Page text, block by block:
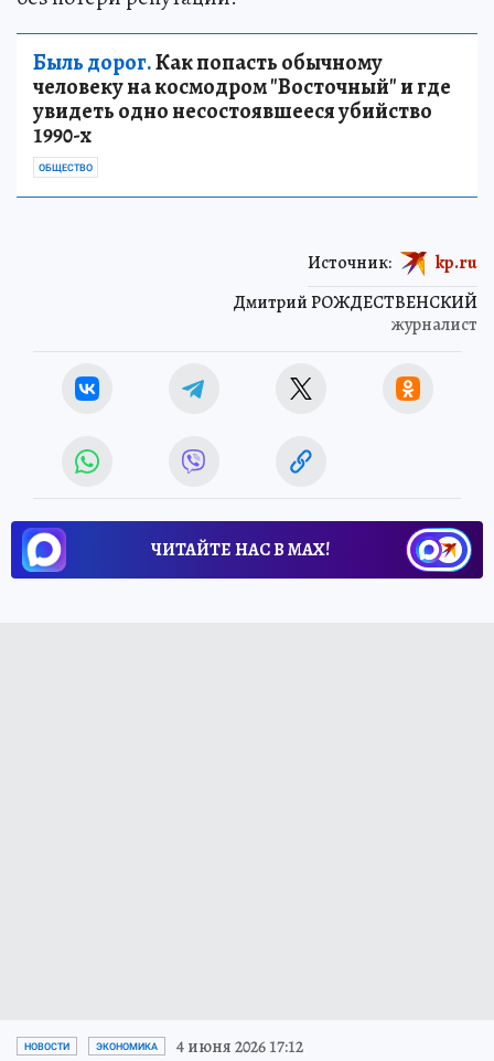
Быль дорог.Как попасть обычному
человеку на космодром "Восточный" и где
увидеть одно несостоявшееся убийство
1990-х
ОБЩЕСТВО
Дмитрий РОЖДЕСТВЕНСКИЙ
журналист
Источник: kp.ru
ЧИТАЙТЕ НАС В МАХ!
НОВОСТИ ЭКОНОМИКА 4 июня 2026 17:12